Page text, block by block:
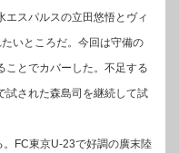
エスパルスの立田悠悟とヴィ
いところだ。今回は守備の
ことでカバーした。不足する
試された森島司を継続して試
FC東京U-23で好調の廣末陸